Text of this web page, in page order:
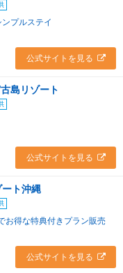
ンプルステイ
公式サイトを見る
島リゾート
公式サイトを見る
ト沖縄
お得な特典付きプラン販売
公式サイトを見る